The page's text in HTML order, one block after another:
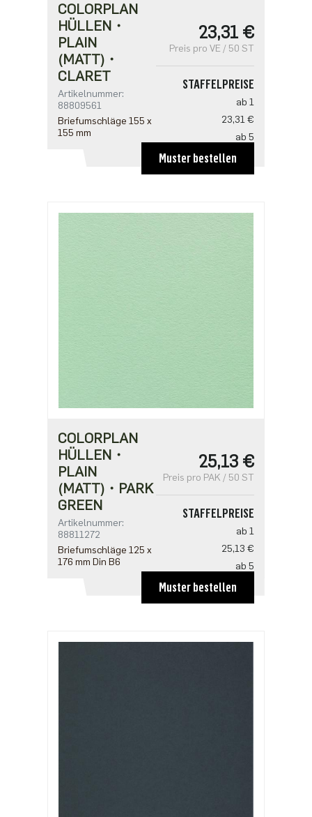
COLORPLAN
HÜLLEN・
PLAIN
(MATT)・
CLARET
Artikelnummer:
88809561
Briefumschläge 155 x
155 mm
23,31 €
Preis pro VE / 50 ST
STAFFELPREISE
ab 1
23,31 €
ab 5
18,65 €
Muster bestellen
COLORPLAN
HÜLLEN・
PLAIN
(MATT)・PARK
GREEN
Artikelnummer:
88811272
Briefumschläge 125 x
176 mm Din B6
25,13 €
Preis pro PAK / 50 ST
STAFFELPREISE
ab 1
25,13 €
ab 5
20,10 €
Muster bestellen